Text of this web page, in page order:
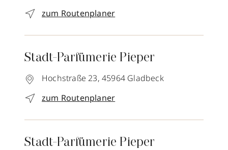
zum Routenplaner
Stadt-Parfümerie Pieper
Hochstraße 23, 45964 Gladbeck
zum Routenplaner
Stadt-Parfümerie Pieper